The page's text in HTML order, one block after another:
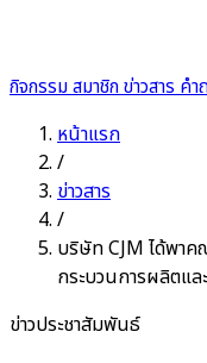
กิจกรรมสมาชิกข่าวสารคำ
หน้าแรก
/
ข่าวสาร
/
บริษัท CJM ได้พาค
กระบวนการผลิต
ข่าวประชาสัมพันธ์